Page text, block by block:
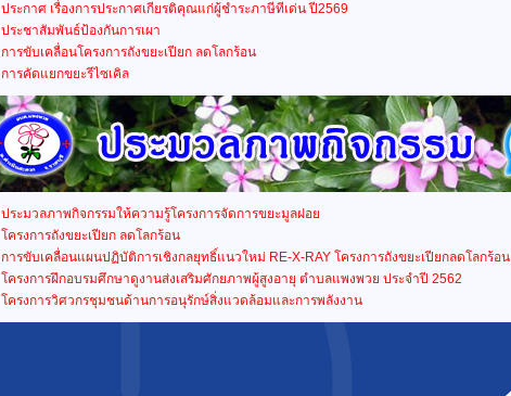
ประกาศ เรื่องการประกาศเกียรติคุณแก่ผู้ชำระภาษีทีเด่น ปี2569
ประชาสัมพันธ์ป้องกันการเผา
การขับเคลื่อนโครงการถังขยะเปียก ลดโลกร้อน
การคัดแยกขยะรีไซเคิล
ประมวลภาพกิจกรรมให้ความรู้โครงการจัดการขยะมูลฝอย
โครงการถังขยะเปียก ลดโลกร้อน
การขับเคลื่อนแผนปฏิบัติการเชิงกลยุทธิ์แนวใหม่ RE-X-RAY โครงการถังขยะเปียกลดโลกร้อน
โครงการฝึกอบรมศึกษาดูงานส่งเสริมศักยภาพผู้สูงอายุ ตำบลแพงพวย ประจำปี 2562
โครงการวิศวกรชุมชนด้านการอนุรักษ์สิ่งแวดล้อมและการพลังงาน